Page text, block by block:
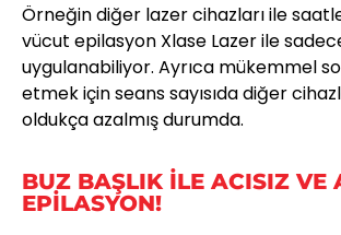
Örneğin diğer lazer cihazları ile
vücut epilasyon Xlase Lazer ile
uygulanabiliyor. Ayrıca mükemmel
etmek için seans sayısıda diğer
oldukça azalmış durumda.
BUZ BAŞLIK İLE ACISIZ VE
EPİLASYON!